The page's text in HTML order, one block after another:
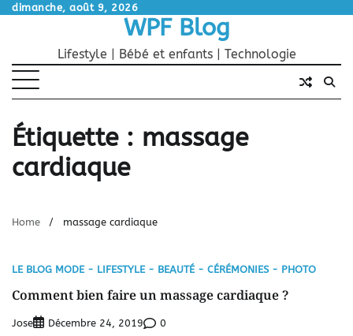
Skipdimanche, août 9, 2026
WPF Blog
Lifestyle | Bébé et enfants | Technologie
Étiquette : massage
cardiaque
Home massage cardiaque
LE BLOG MODE - LIFESTYLE - BEAUTÉ - CÉRÉMONIES - PHOTO
Comment bien faire un massage cardiaque ?
Jose Décembre 24, 2019 0